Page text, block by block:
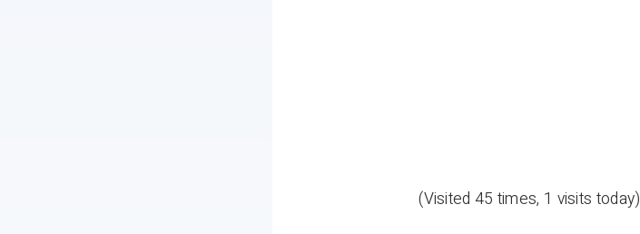
(Visited 45 times, 1 visits today)